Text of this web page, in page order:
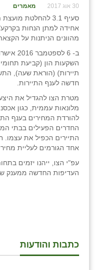
30 אוג 2017 מאמרים
אחידה למתן הנחות
מהוונים הניתנות על
ב- 6
השקעות הון (קביעת תחומי
חדשה לענף התיירות.
מטרת הצו להגדיל את
מלונאות עממית, כגון
להורדת המחירים בענף
החדרים הפעילים בבתי
התיירים הכפיל את עצמו.
אחד הגורמים לעליית
עפ"י הצו, ייהנו יזמים
העדיפות החדשה ממענק של עד 20% מערך
כתבות והודעות
כליל
יד השמונה
כפר אביב
כפר ביאליק
כפר הרי״ף
כפר מישר
כפר מע״ש
כפר מרדכי